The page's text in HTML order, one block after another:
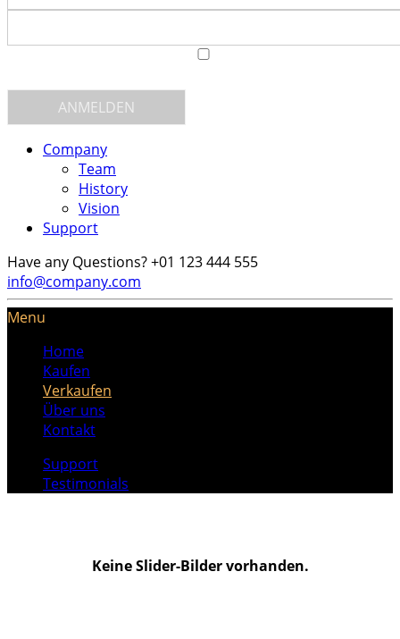
Company
Team
History
Vision
Support
Have any Questions?+01 123 444 555
info@company.com
Menu
Home
Kaufen
Verkaufen
Über uns
Kontakt
Support
Testimonials
Keine Slider-Bilder vorhanden.